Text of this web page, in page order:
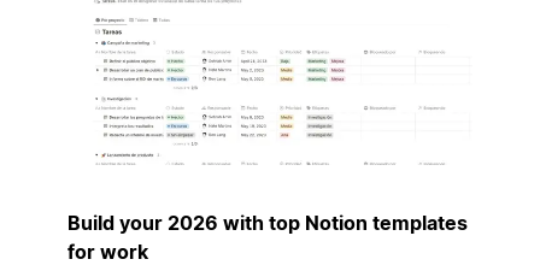
Build your 2026 with top Notion templates
for work